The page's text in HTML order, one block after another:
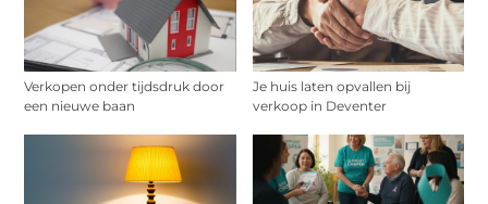
Verkopen onder tijdsdruk door
een nieuwe baan
Je huis laten opvallen bij
verkoop in Deventer